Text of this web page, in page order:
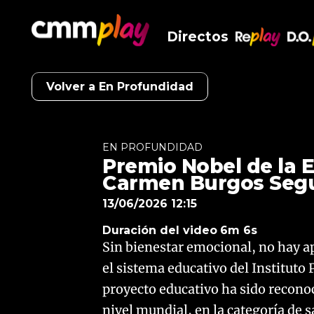
Directos
Volver a En Profundidad
EN PROFUNDIDAD
Premio Nobel de la
Carmen Burgos
13/06/2026 12:15
Duración del video 6m 6s
Sin bienestar emocional, no hay
el sistema educativo del Instituto
proyecto educativo ha sido
nivel mundial, en la categoría de